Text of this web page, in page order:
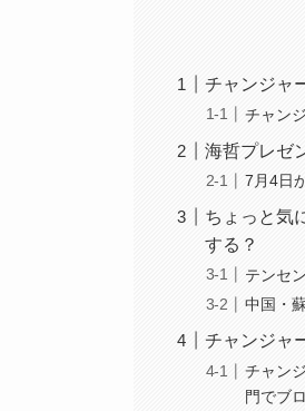
チャンジャ
チャン
海哲プレゼ
7月4日
ちょっと気
する？
テンセ
中国・
チャンジャ
チャン
門でブ